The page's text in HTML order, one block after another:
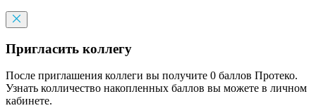
Пригласить коллегу
После приглашения коллеги вы получите 0 баллов Протеко.
Узнать колличество накопленных баллов вы можете в личном
кабинете.